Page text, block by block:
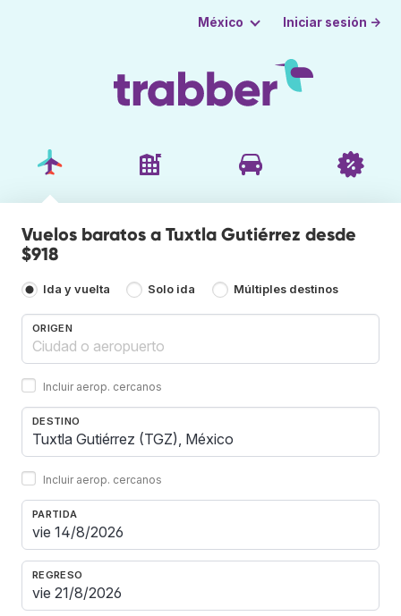
México Iniciar sesión →
Vuelos baratos a Tuxtla Gutiérrez desde
$918
Ida y vuelta Solo ida Múltiples destinos
ORIGEN
Incluir aerop. cercanos
DESTINO
Incluir aerop. cercanos
PARTIDA
REGRESO